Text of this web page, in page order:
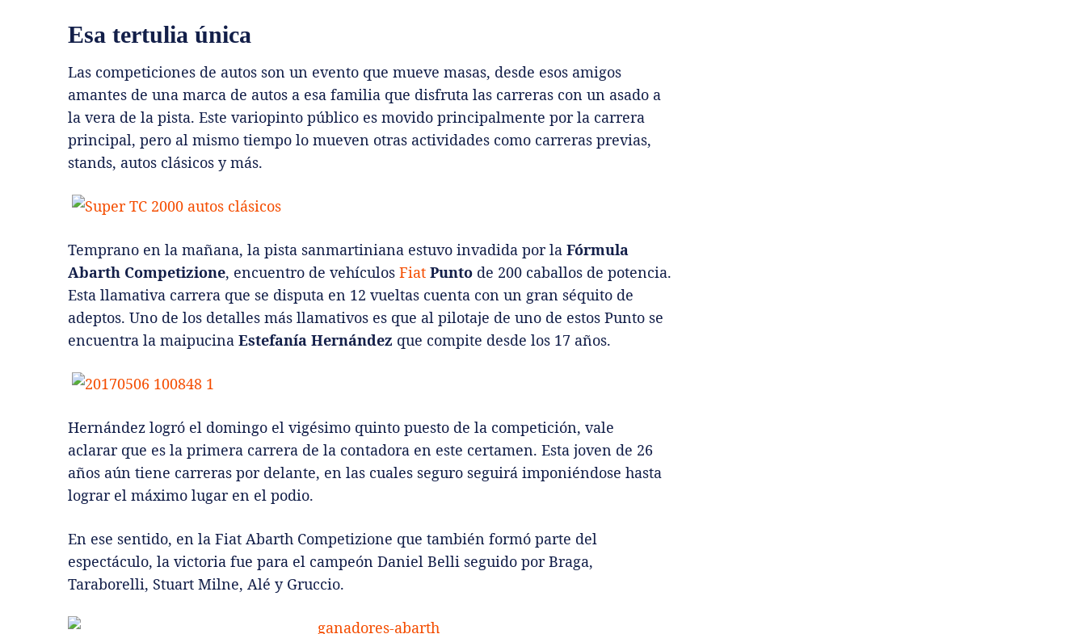
Esa tertulia única
Las competiciones de autos son un evento que mueve masas, desde esos amigos
amantes de una marca de autos a esa familia que disfruta las carreras con un asado a
la vera de la pista. Este variopinto público es movido principalmente por la carrera
principal, pero al mismo tiempo lo mueven otras actividades como carreras previas,
stands, autos clásicos y más.
Temprano en la mañana, la pista sanmartiniana estuvo invadida por la Fórmula
Abarth Competizione, encuentro de vehículos Fiat Punto de 200 caballos de potencia.
Esta llamativa carrera que se disputa en 12 vueltas cuenta con un gran séquito de
adeptos. Uno de los detalles más llamativos es que al pilotaje de uno de estos Punto se
encuentra la maipucina Estefanía Hernández que compite desde los 17 años.
Hernández logró el domingo el vigésimo quinto puesto de la competición, vale
aclarar que es la primera carrera de la contadora en este certamen. Esta joven de 26
años aún tiene carreras por delante, en las cuales seguro seguirá imponiéndose hasta
lograr el máximo lugar en el podio.
En ese sentido, en la Fiat Abarth Competizione que también formó parte del
espectáculo, la victoria fue para el campeón Daniel Belli seguido por Braga,
Taraborelli, Stuart Milne, Alé y Gruccio.